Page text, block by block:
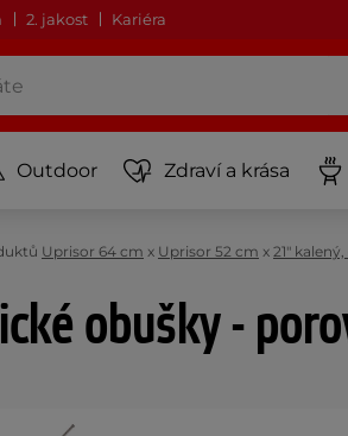
2. jakost Kariéra
Outdoor Zdraví a krása
Uprisor 64 cm x Uprisor 52 cm x 21"
obušky -